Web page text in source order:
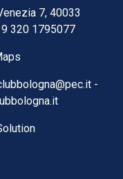
7, 40033
320 1795077
-